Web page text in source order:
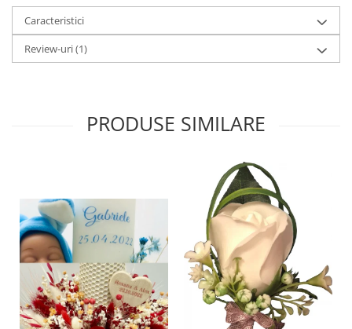
Caracteristici
Review-uri(1)
PRODUSE SIMILARE